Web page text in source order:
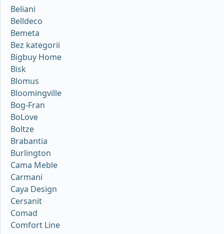
Beliani
Belldeco
Bemeta
Bez kategorii
Bigbuy Home
Bisk
Blomus
Bloomingville
Bog-Fran
BoLove
Boltze
Brabantia
Burlington
Cama Meble
Carmani
Caya Design
Cersanit
Comad
Comfort Line